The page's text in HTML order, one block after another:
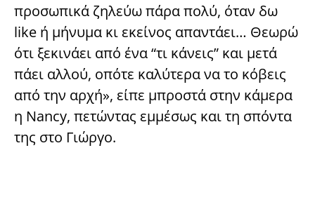
προσωπικά ζηλεύω πάρα πολύ, όταν δω
like ή μήνυμα κι εκείνος απαντάει… Θεωρώ
ότι ξεκινάει από ένα “τι κάνεις” και μετά
πάει αλλού, οπότε καλύτερα να το κόβεις
από την αρχή», είπε μπροστά στην κάμερα
η Nancy, πετώντας εμμέσως και τη σπόντα
της στο Γιώργο.